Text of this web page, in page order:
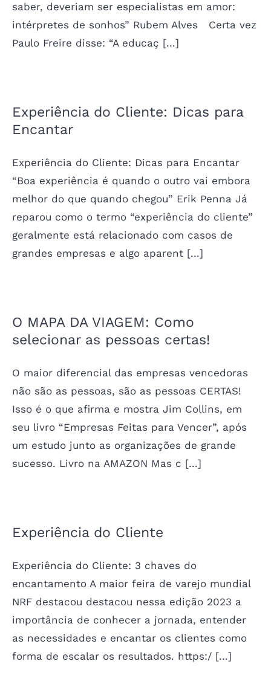
saber, deveriam ser especialistas em amor:
intérpretes de sonhos” Rubem Alves Certa vez
Paulo Freire disse: “A educaç [...]
Experiência do Cliente: Dicas para
Encantar
Experiência do Cliente: Dicas para Encantar
“Boa experiência é quando o outro vai embora
melhor do que quando chegou” Erik Penna Já
reparou como o termo “experiência do cliente”
geralmente está relacionado com casos de
grandes empresas e algo aparent [...]
O MAPA DA VIAGEM: Como
selecionar as pessoas certas!
O maior diferencial das empresas vencedoras
não são as pessoas, são as pessoas CERTAS!
Isso é o que afirma e mostra Jim Collins, em
seu livro “Empresas Feitas para Vencer”, após
um estudo junto as organizações de grande
sucesso. Livro na AMAZON Mas c [...]
Experiência do Cliente
Experiência do Cliente: 3 chaves do
encantamento A maior feira de varejo mundial
NRF destacou destacou nessa edição 2023 a
importância de conhecer a jornada, entender
as necessidades e encantar os clientes como
forma de escalar os resultados. https:/ [...]